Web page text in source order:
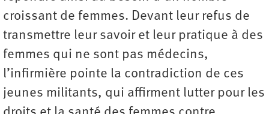
croissant de femmes. Devant leur refus de
transmettre leur savoir et leur pratique à des
femmes qui ne sont pas médecins,
l’infirmière pointe la contradiction de ces
jeunes militants, qui affirment lutter pour les